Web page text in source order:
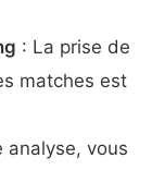
: La prise de
matches est
analyse, vous